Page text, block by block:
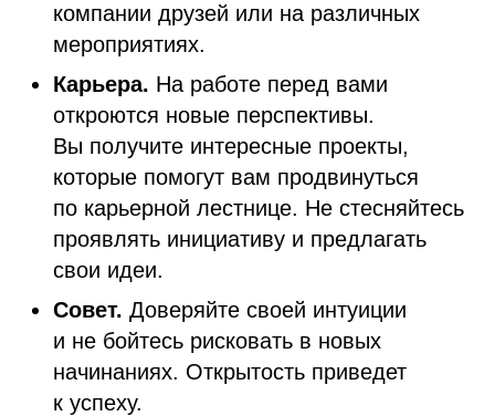
компании друзей или на различных
мероприятиях.
Карьера. На работе перед вами
откроются новые перспективы.
Вы получите интересные проекты,
которые помогут вам продвинуться
по карьерной лестнице. Не стесняйтесь
проявлять инициативу и предлагать
свои идеи.
Совет. Доверяйте своей интуиции
и не бойтесь рисковать в новых
начинаниях. Открытость приведет
к успеху.